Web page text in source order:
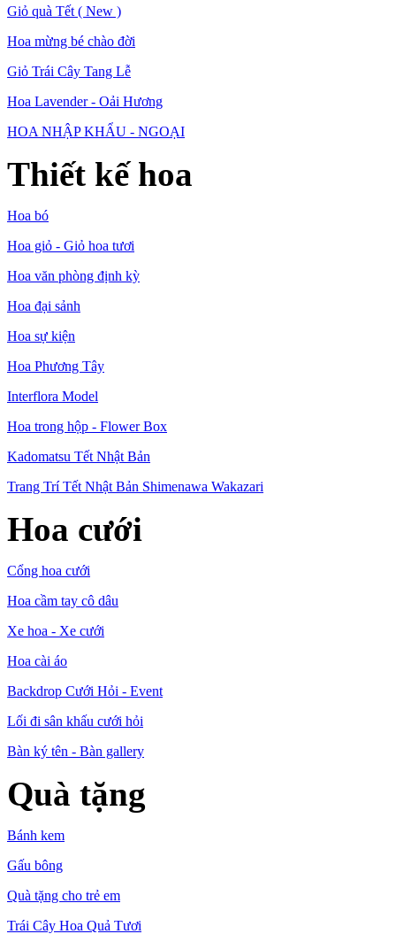
Giỏ quà Tết ( New )
Hoa mừng bé chào đời
Giỏ Trái Cây Tang Lễ
Hoa Lavender - Oải Hương
HOA NHẬP KHẨU - NGOẠI
Thiết kế hoa
Hoa bó
Hoa giỏ - Giỏ hoa tươi
Hoa văn phòng định kỳ
Hoa đại sảnh
Hoa sự kiện
Hoa Phương Tây
Interflora Model
Hoa trong hộp - Flower Box
Kadomatsu Tết Nhật Bản
Trang Trí Tết Nhật Bản Shimenawa Wakazari
Hoa cưới
Cổng hoa cưới
Hoa cầm tay cô dâu
Xe hoa - Xe cưới
Hoa cài áo
Backdrop Cưới Hỏi - Event
Lối đi sân khấu cưới hỏi
Bàn ký tên - Bàn gallery
Quà tặng
Bánh kem
Gấu bông
Quà tặng cho trẻ em
Trái Cây Hoa Quả Tươi